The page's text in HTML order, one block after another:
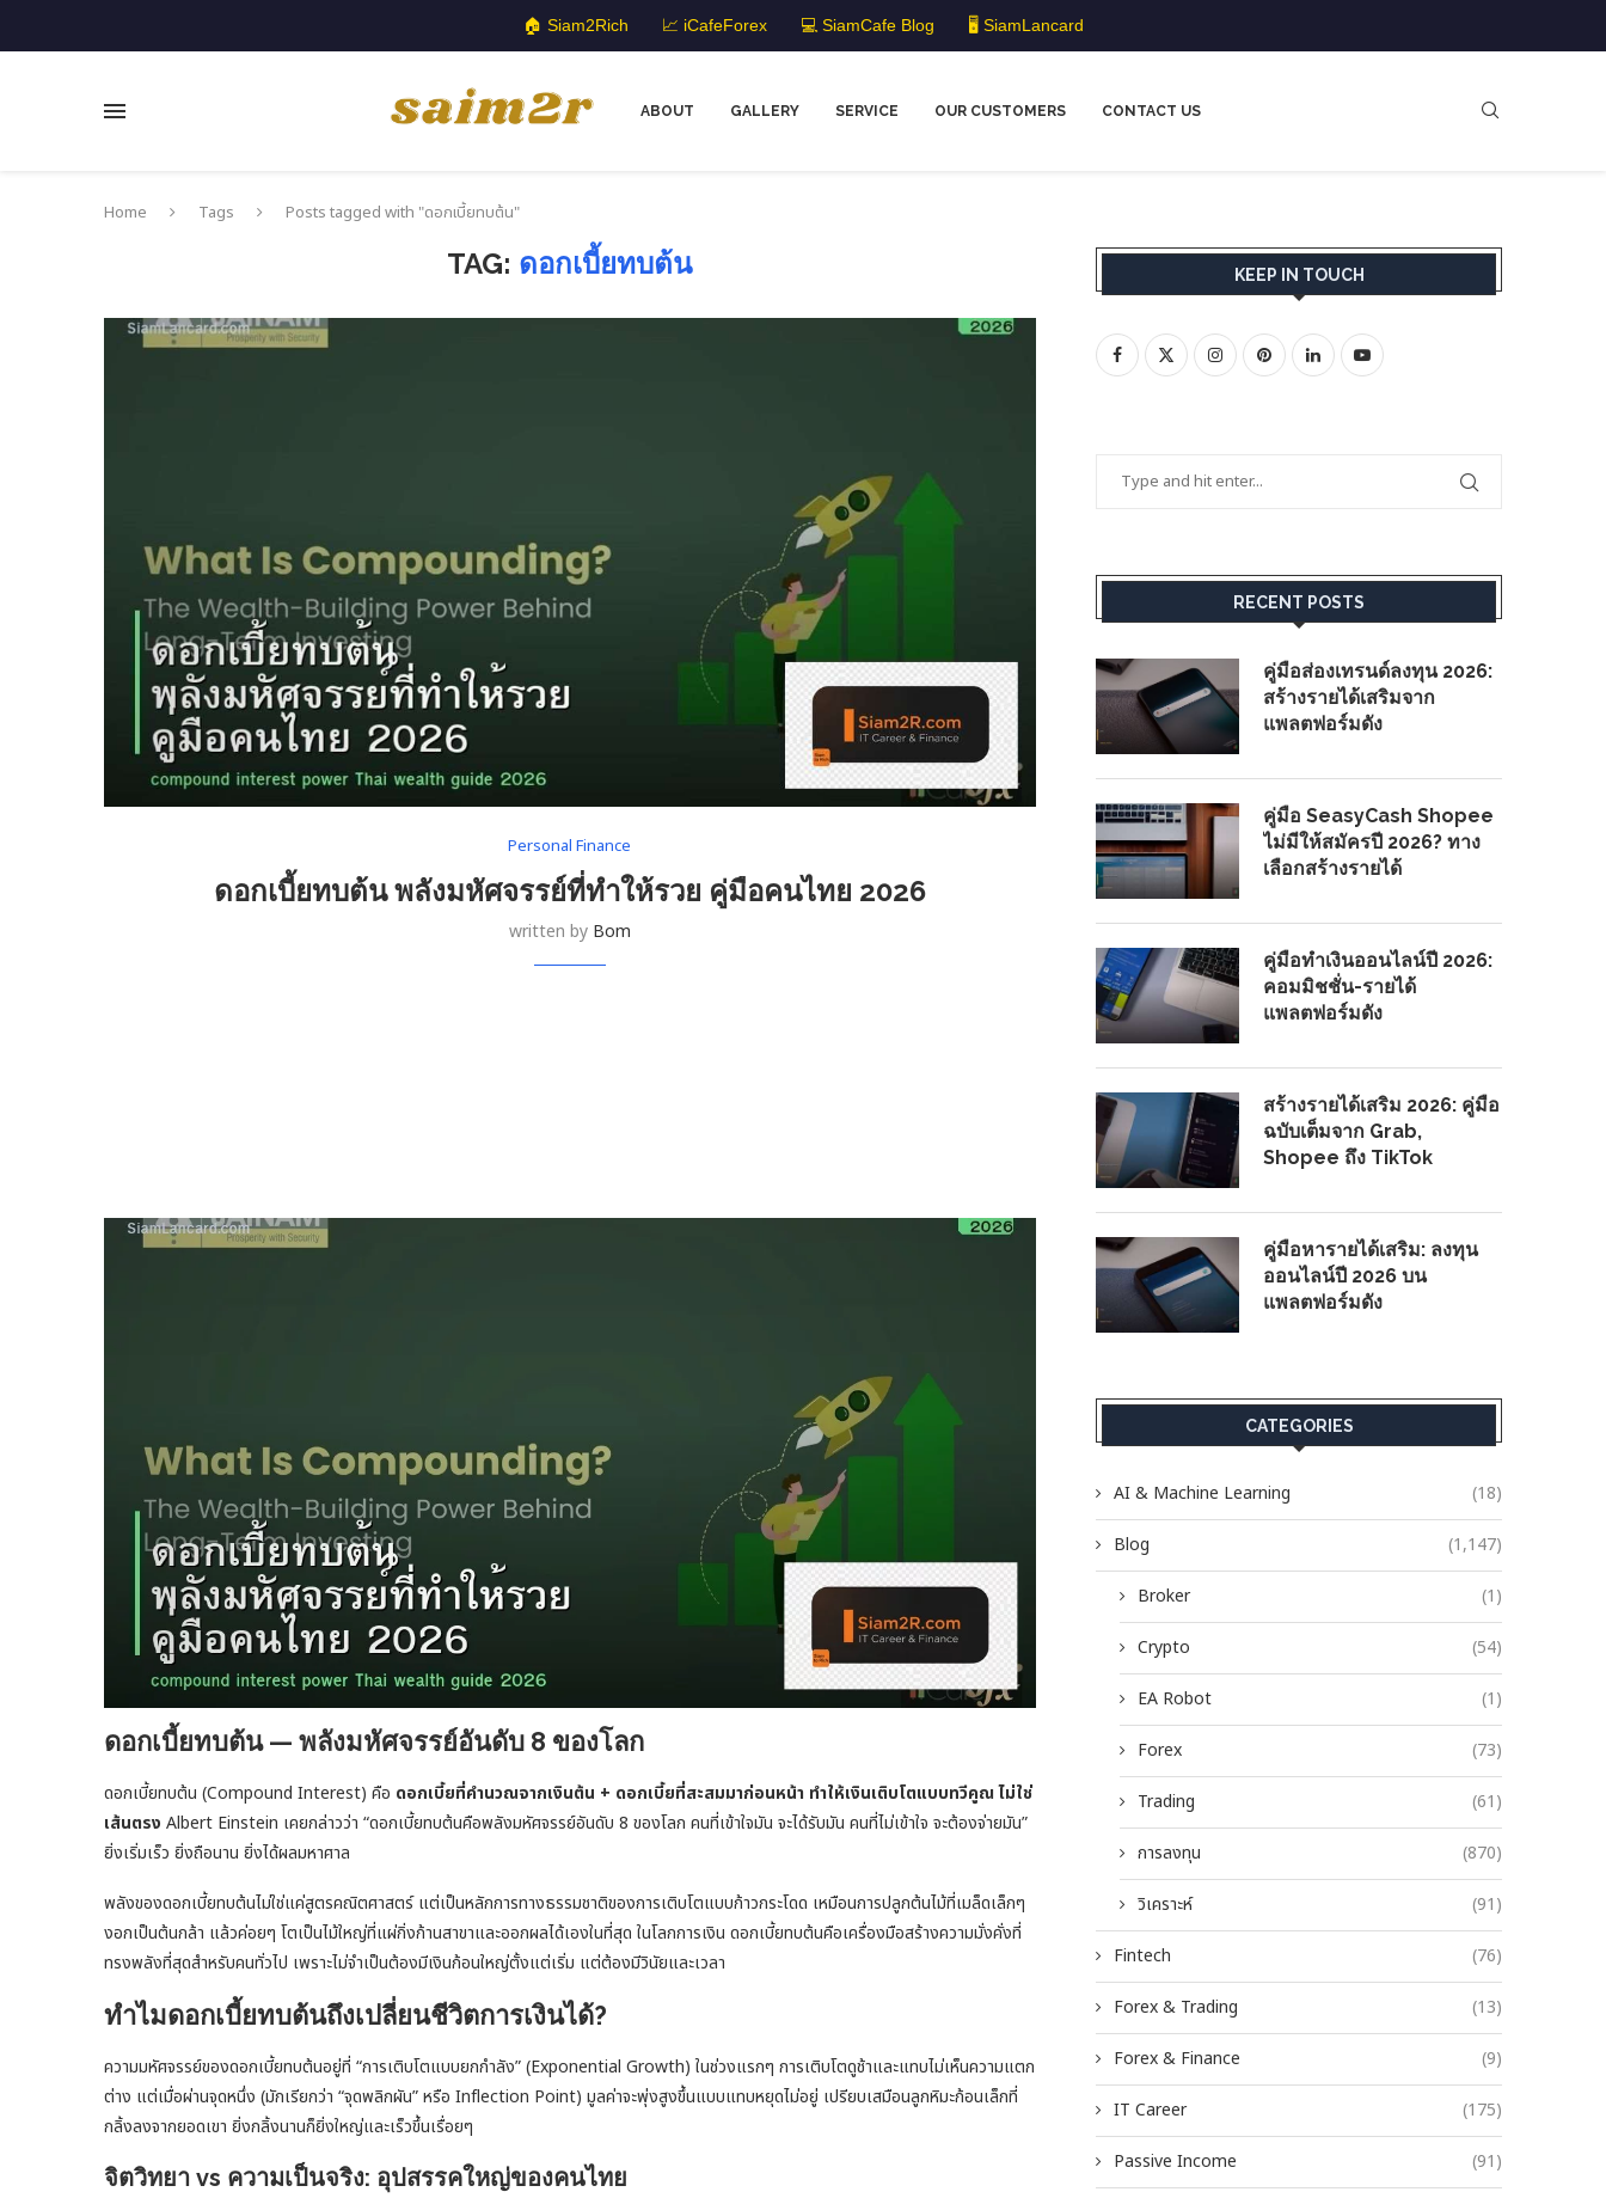
🏠 Siam2Rich 📈 iCafeForex 💻 SiamCafe Blog 🖥️ SiamLancard
ABOUT GALLERY SERVICE OUR CUSTOMERS CONTACT US
Home Tags Posts tagged with "ดอกเบี้ยทบต้น"
TAG: ดอกเบี้ยทบต้น
Personal Finance
ดอกเบี้ยทบต้น พลังมหัศจรรย์ที่ทำให้รวย คู่มือคนไทย 2026
written by Bom
ดอกเบี้ยทบต้น — พลังมหัศจรรย์อันดับ 8 ของโลก
ดอกเบี้ยทบต้น (Compound Interest) คือ ดอกเบี้ยที่คำนวณจากเงินต้น + ดอกเบี้ยที่สะสมมาก่อนหน้า ทำให้เงินเติบโตแบบทวีคูณ ไม่ใช่
เส้นตรง Albert Einstein เคยกล่าวว่า “ดอกเบี้ยทบต้นคือพลังมหัศจรรย์อันดับ 8 ของโลก คนที่เข้าใจมัน จะได้รับมัน คนที่ไม่เข้าใจ จะต้องจ่ายมัน”
ยิ่งเริ่มเร็ว ยิ่งถือนาน ยิ่งได้ผลมหาศาล
พลังของดอกเบี้ยทบต้นไม่ใช่แค่สูตรคณิตศาสตร์ แต่เป็นหลักการทางธรรมชาติของการเติบโตแบบก้าวกระโดด เหมือนการปลูกต้นไม้ที่เมล็ดเล็กๆ
งอกเป็นต้นกล้า แล้วค่อยๆ โตเป็นไม้ใหญ่ที่แผ่กิ่งก้านสาขาและออกผลได้เองในที่สุด ในโลกการเงิน ดอกเบี้ยทบต้นคือเครื่องมือสร้างความมั่งคั่งที่
ทรงพลังที่สุดสำหรับคนทั่วไป เพราะไม่จำเป็นต้องมีเงินก้อนใหญ่ตั้งแต่เริ่ม แต่ต้องมีวินัยและเวลา
ทำไมดอกเบี้ยทบต้นถึงเปลี่ยนชีวิตการเงินได้?
ความมหัศจรรย์ของดอกเบี้ยทบต้นอยู่ที่ “การเติบโตแบบยกกำลัง” (Exponential Growth) ในช่วงแรกๆ การเติบโตดูช้าและแทบไม่เห็นความแตก
ต่าง แต่เมื่อผ่านจุดหนึ่ง (มักเรียกว่า “จุดพลิกผัน” หรือ Inflection Point) มูลค่าจะพุ่งสูงขึ้นแบบแทบหยุดไม่อยู่ เปรียบเสมือนลูกหิมะก้อนเล็กที่
กลิ้งลงจากยอดเขา ยิ่งกลิ้งนานก็ยิ่งใหญ่และเร็วขึ้นเรื่อยๆ
จิตวิทยา vs ความเป็นจริง: อุปสรรคใหญ่ของคนไทย
KEEP IN TOUCH
RECENT POSTS
คู่มือส่องเทรนด์ลงทุน 2026:
สร้างรายได้เสริมจาก
แพลตฟอร์มดัง
คู่มือ SeasyCash Shopee
ไม่มีให้สมัครปี 2026? ทาง
เลือกสร้างรายได้
คู่มือทำเงินออนไลน์ปี 2026:
คอมมิชชั่น-รายได้
แพลตฟอร์มดัง
สร้างรายได้เสริม 2026: คู่มือ
ฉบับเต็มจาก Grab,
Shopee ถึง TikTok
คู่มือหารายได้เสริม: ลงทุน
ออนไลน์ปี 2026 บน
แพลตฟอร์มดัง
CATEGORIES
AI & Machine Learning (18)
Blog (1,147)
Broker (1)
Crypto (54)
EA Robot (1)
Forex (73)
Trading (61)
การลงทุน (870)
วิเคราะห์ (91)
Fintech (76)
Forex & Trading (13)
Forex & Finance (9)
IT Career (175)
Passive Income (91)